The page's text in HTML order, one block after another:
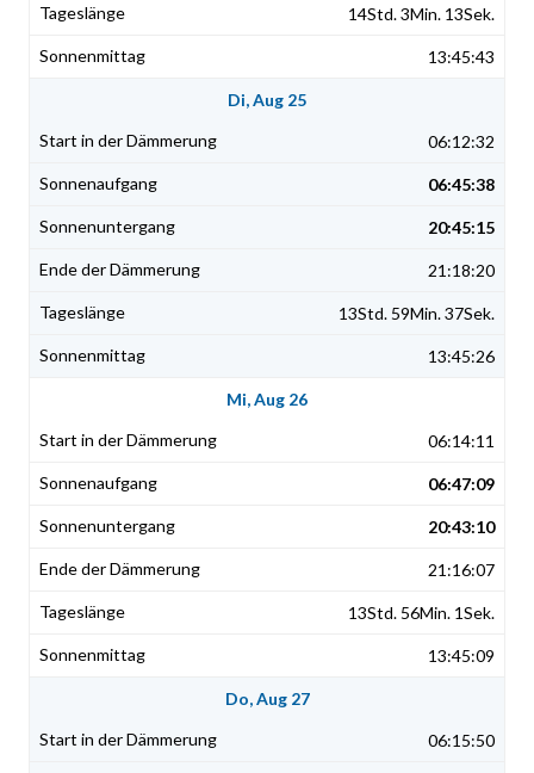
14Std. 3Min. 13Sek.
13:45:43
Di, Aug 25
06:12:32
06:45:38
20:45:15
21:18:20
13Std. 59Min. 37Sek.
13:45:26
Mi, Aug 26
06:14:11
06:47:09
20:43:10
21:16:07
13Std. 56Min. 1Sek.
13:45:09
Do, Aug 27
06:15:50